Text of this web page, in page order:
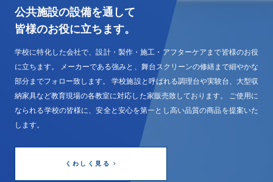
公共施設の設備を通して
皆様のお役に立ちます。
学校に特化した会社で、設計・製作・施工・アフターケアまで皆様のお役
に立ちます。 メーカーである強みと、舞台スクリーンの修繕まで細やかな
部分までフォロー致します。 学校施設と呼ばれる調理台や実験台、大型収
納家具など教育現場の各教室に対応した家販売致しております。 ご使用に
なられる学校の皆様に、安全と安心を第一とし高い品質の商品を提案いた
します。
くわしく見る